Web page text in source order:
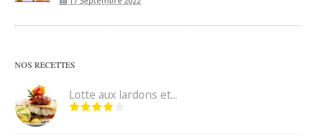
NOS RECETTES
Lotte aux lardons et...